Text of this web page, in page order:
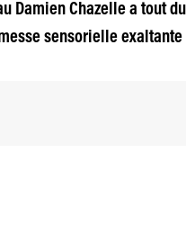
Chazelle a tout
sensorielle